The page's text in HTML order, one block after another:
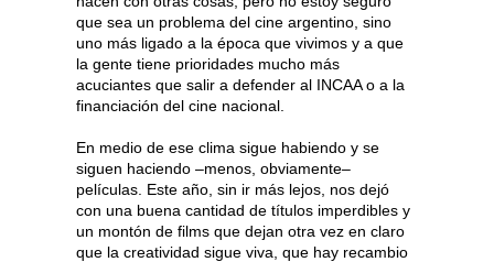
que sea un problema del cine argentino, sino
uno más ligado a la época que vivimos y a que
la gente tiene prioridades mucho más
acuciantes que salir a defender al INCAA o a la
financiación del cine nacional.
En medio de ese clima sigue habiendo y se
siguen haciendo –menos, obviamente–
películas. Este año, sin ir más lejos, nos dejó
con una buena cantidad de títulos imperdibles y
un montón de films que dejan otra vez en claro
que la creatividad sigue viva, que hay recambio